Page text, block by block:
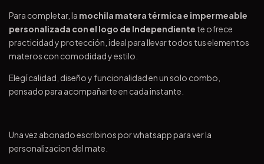
Para completar, la mochila matera térmica e impermeable
personalizada con el logo de Independiente te ofrece
practicidad y protección, ideal para llevar todos tus elementos
materos con comodidad y estilo.
Elegí calidad, diseño y funcionalidad en un solo combo,
pensado para acompañarte en cada instante.
Una vez abonado escribinos por whatsapp para ver la
personalizacion del mate.